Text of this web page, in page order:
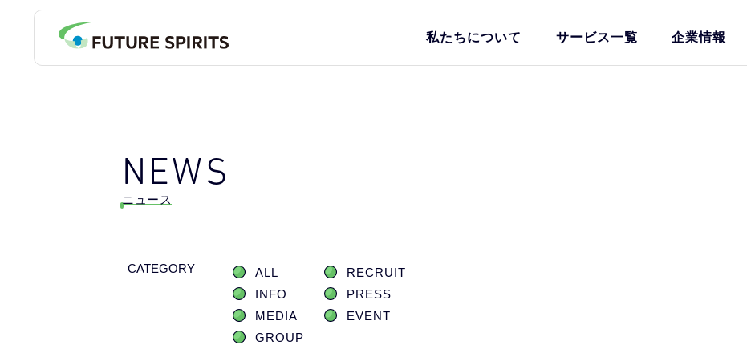
私たちについて サービス一覧 企業情報
NEWS
ニュース
CATEGORY ALL
RECRUIT
INFO
PRESS
MEDIA
EVENT
GROUP